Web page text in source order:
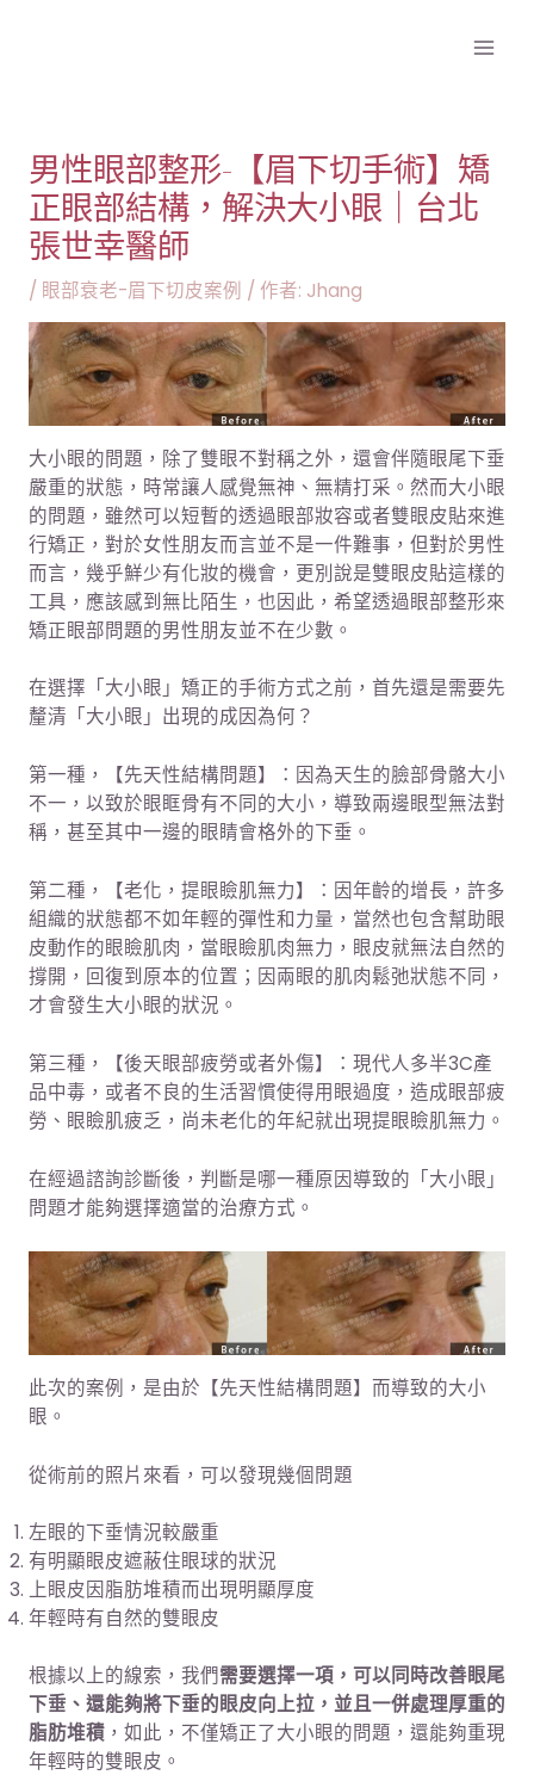
男性眼部整形-【眉下切手術】矯
正眼部結構，解決大小眼｜台北
張世幸醫師
/ 眼部衰老-眉下切皮案例 / 作者: Jhang
大小眼的問題，除了雙眼不對稱之外，還會伴隨眼尾下垂
嚴重的狀態，時常讓人感覺無神、無精打采。然而大小眼
的問題，雖然可以短暫的透過眼部妝容或者雙眼皮貼來進
行矯正，對於女性朋友而言並不是一件難事，但對於男性
而言，幾乎鮮少有化妝的機會，更別說是雙眼皮貼這樣的
工具，應該感到無比陌生，也因此，希望透過眼部整形來
矯正眼部問題的男性朋友並不在少數。
在選擇「大小眼」矯正的手術方式之前，首先還是需要先
釐清「大小眼」出現的成因為何？
第一種，【先天性結構問題】：因為天生的臉部骨骼大小
不一，以致於眼眶骨有不同的大小，導致兩邊眼型無法對
稱，甚至其中一邊的眼睛會格外的下垂。
第二種，【老化，提眼瞼肌無力】：因年齡的增長，許多
組織的狀態都不如年輕的彈性和力量，當然也包含幫助眼
皮動作的眼瞼肌肉，當眼瞼肌肉無力，眼皮就無法自然的
撐開，回復到原本的位置；因兩眼的肌肉鬆弛狀態不同，
才會發生大小眼的狀況。
第三種，【後天眼部疲勞或者外傷】：現代人多半3C產
品中毒，或者不良的生活習慣使得用眼過度，造成眼部疲
勞、眼瞼肌疲乏，尚未老化的年紀就出現提眼瞼肌無力。
在經過諮詢診斷後，判斷是哪一種原因導致的「大小眼」
問題才能夠選擇適當的治療方式。
此次的案例，是由於【先天性結構問題】而導致的大小
眼。
從術前的照片來看，可以發現幾個問題
左眼的下垂情況較嚴重
有明顯眼皮遮蔽住眼球的狀況
上眼皮因脂肪堆積而出現明顯厚度
年輕時有自然的雙眼皮
根據以上的線索，我們需要選擇一項，可以同時改善眼尾
下垂、還能夠將下垂的眼皮向上拉，並且一併處理厚重的
脂肪堆積，如此，不僅矯正了大小眼的問題，還能夠重現
年輕時的雙眼皮。